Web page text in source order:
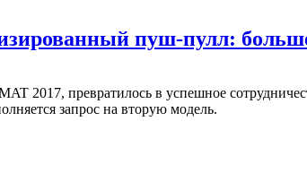
пуш-пулл:
2017, превратилось в успешное
запрос на вторую модель.